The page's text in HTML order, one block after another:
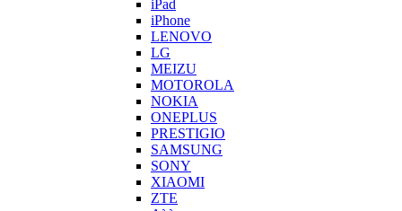
iPad
iPhone
LENOVO
LG
MEIZU
MOTOROLA
NOKIA
ONEPLUS
PRESTIGIO
SAMSUNG
SONY
XIAOMI
ZTE